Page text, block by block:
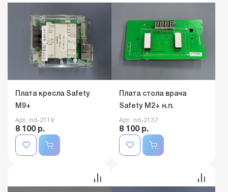
Плата кресла Safety
M9+
Арт.: nd-2119
8 100 р.
Плата стола врача
Safety M2+ н.п.
Арт.: nd-2137
8 100 р.